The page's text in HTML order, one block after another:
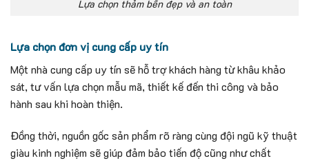
Lựa chọn thảm bền đẹp và an toàn
Lựa chọn đơn vị cung cấp uy tín
Một nhà cung cấp uy tín sẽ hỗ trợ khách hàng từ khâu khảo
sát, tư vấn lựa chọn mẫu mã, thiết kế đến thi công và bảo
hành sau khi hoàn thiện.
Đồng thời, nguồn gốc sản phẩm rõ ràng cùng đội ngũ kỹ thuật
giàu kinh nghiệm sẽ giúp đảm bảo tiến độ cũng như chất